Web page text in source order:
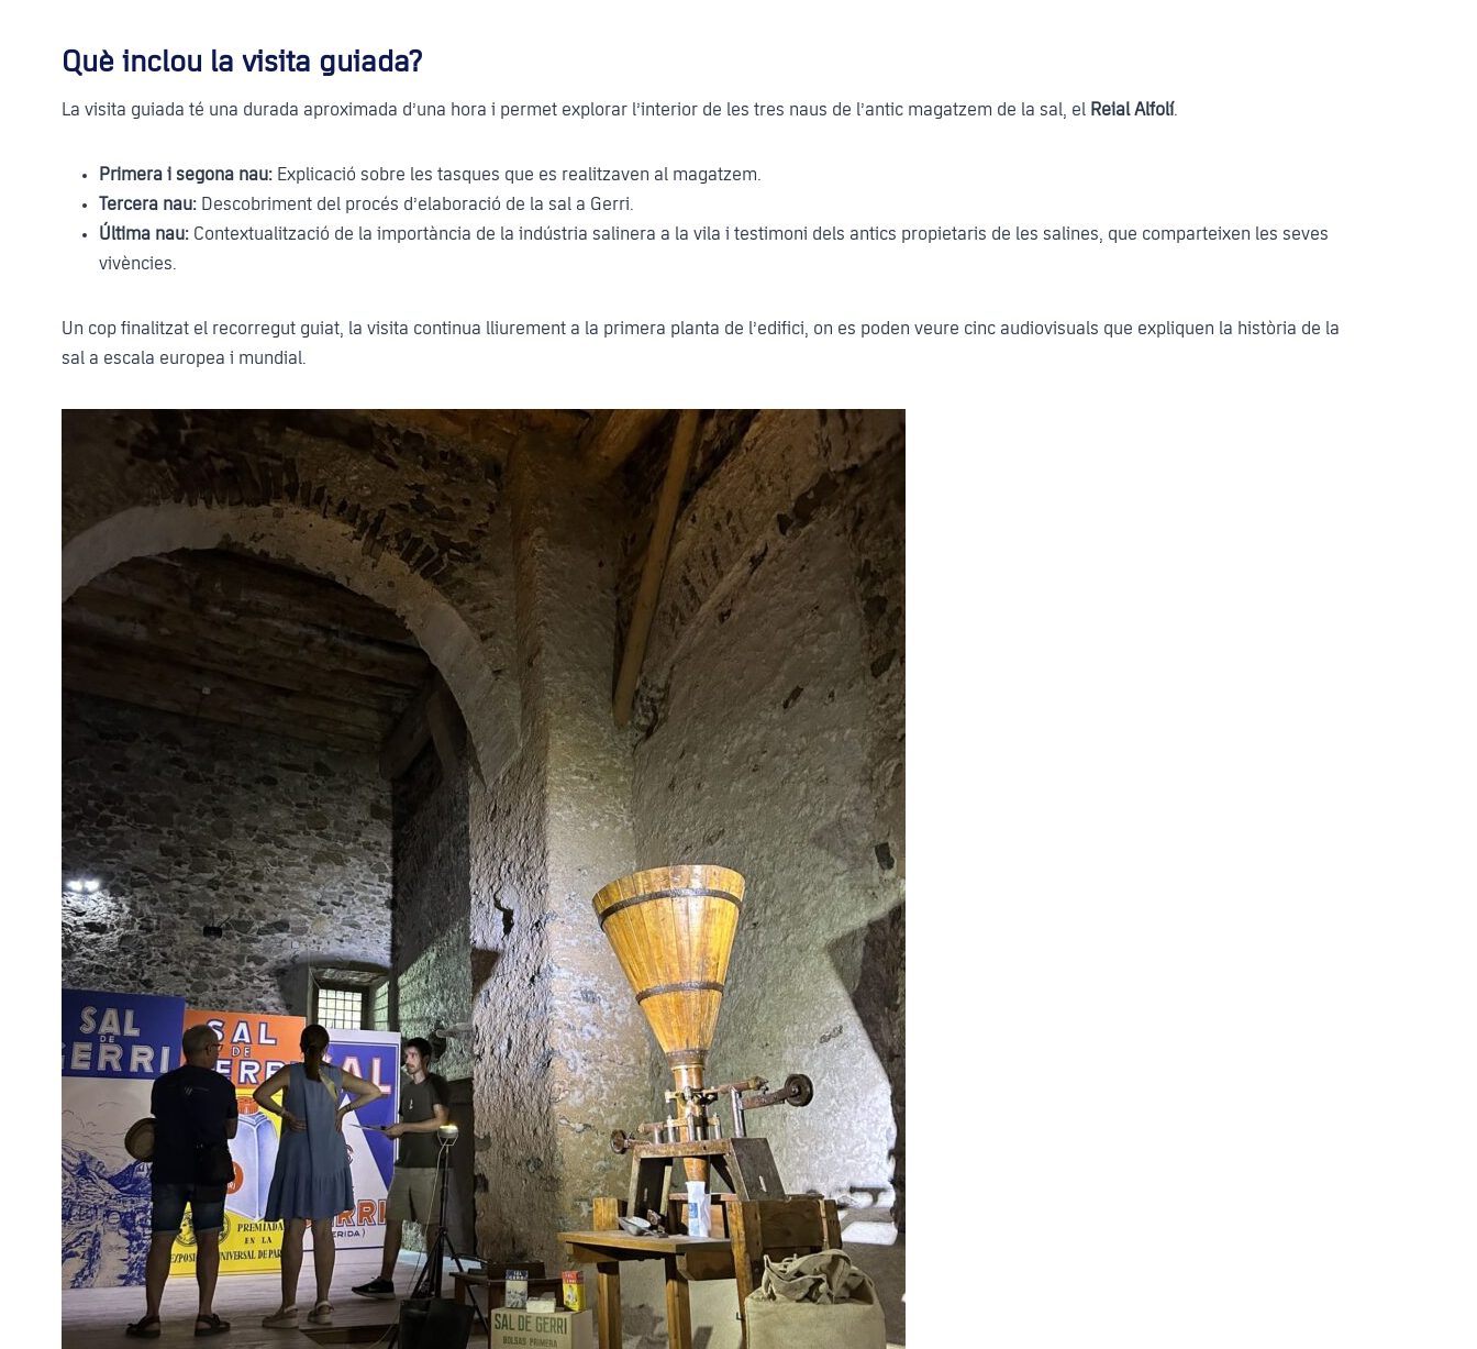
Què inclou la visita guiada?
La visita guiada té una durada aproximada d’una hora i permet explorar l’interior de les tres naus de l’antic magatzem de la sal, el Reial Alfolí.
Primera i segona nau: Explicació sobre les tasques que es realitzaven al magatzem.
Tercera nau: Descobriment del procés d’elaboració de la sal a Gerri.
Última nau: Contextualització de la importància de la indústria salinera a la vila i testimoni dels antics propietaris de les salines, que comparteixen les seves
vivències.
Un cop finalitzat el recorregut guiat, la visita continua lliurement a la primera planta de l’edifici, on es poden veure cinc audiovisuals que expliquen la història de la
sal a escala europea i mundial.